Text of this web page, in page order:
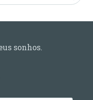
sonhos.